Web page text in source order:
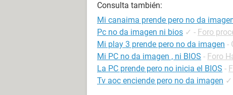
Consulta también:
Mi canaima prende pero no da
Pc no da imagen ni bios ✓ - Foro
Mi play 3 prende pero no da imagen -
Mi PC no da imagen , ni BIOS - Foro
La PC prende pero no inicia el BIOS -
Tv aoc enciende pero no da imagen ✓